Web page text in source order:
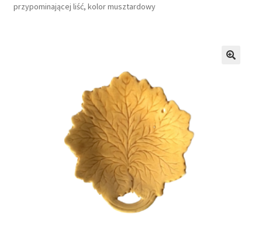
OBRAZY
przypominającej liść, kolor musztardowy